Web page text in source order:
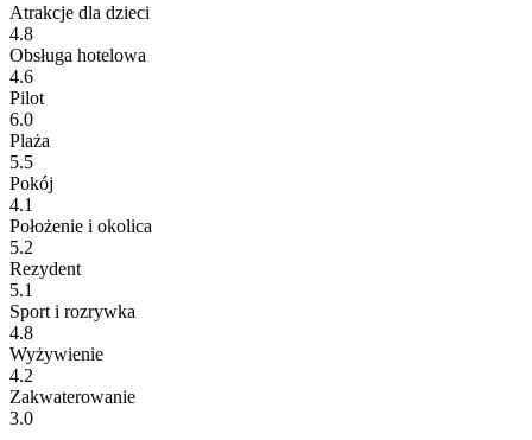
Atrakcje dla dzieci
4.8
Obsługa hotelowa
4.6
Pilot
6.0
Plaża
5.5
Pokój
4.1
Położenie i okolica
5.2
Rezydent
5.1
Sport i rozrywka
4.8
Wyżywienie
4.2
Zakwaterowanie
3.0